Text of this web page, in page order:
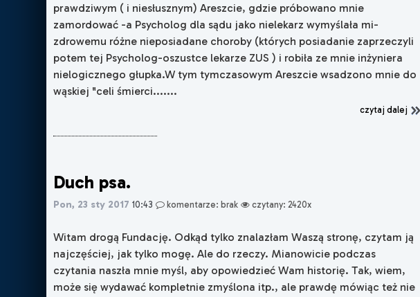
prawdziwym ( i niesłusznym) Areszcie, gdzie próbowano mnie
zamordować -a Psycholog dla sądu jako nielekarz wymyślała mi-
zdrowemu różne nieposiadane choroby (których posiadanie zaprzeczyli
potem tej Psycholog-oszustce lekarze ZUS ) i robiła ze mnie inżyniera
nielogicznego głupka.W tym tymczasowym Areszcie wsadzono mnie do
wąskiej "celi śmierci.......
czytaj dalej
Duch psa.
Pon, 23 sty 2017 10:43 komentarze: brak czytany: 2420x
Witam drogą Fundację. Odkąd tylko znalazłam Waszą stronę, czytam ją
najczęściej, jak tylko mogę. Ale do rzeczy. Mianowicie podczas
czytania naszła mnie myśl, aby opowiedzieć Wam historię. Tak, wiem,
może się wydawać kompletnie zmyślona itp., ale prawdę mówiąc też nie